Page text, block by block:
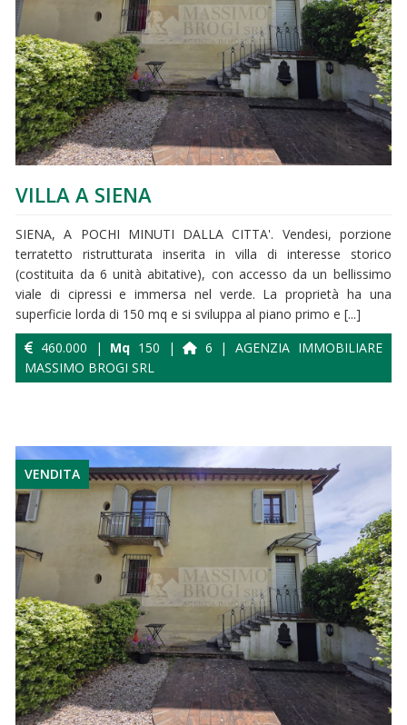
VILLA A SIENA
SIENA, A POCHI MINUTI DALLA CITTA'. Vendesi, porzione
terratetto ristrutturata inserita in villa di interesse storico
(costituita da 6 unità abitative), con accesso da un bellissimo
viale di cipressi e immersa nel verde. La proprietà ha una
superficie lorda di 150 mq e si sviluppa al piano primo e [...]
460.000 | Mq 150 |
6 | AGENZIA IMMOBILIARE
MASSIMO BROGI SRL
VENDITA